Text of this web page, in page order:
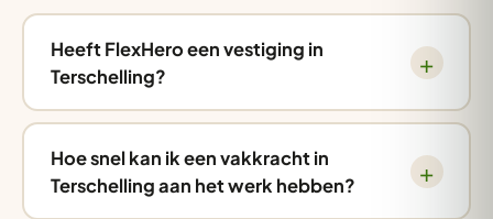
Heeft FlexHero een vestiging in
Terschelling?
Hoe snel kan ik een vakkracht in
Terschelling aan het werk hebben?